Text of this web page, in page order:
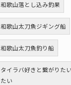
和歌山落とし込み釣果
和歌山太刀魚ジギング船
和歌山太刀魚釣り船
タイラバ好きと繋がりた
たい